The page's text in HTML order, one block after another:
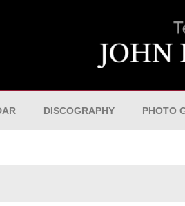
DISCOGRAPHY PHOTO